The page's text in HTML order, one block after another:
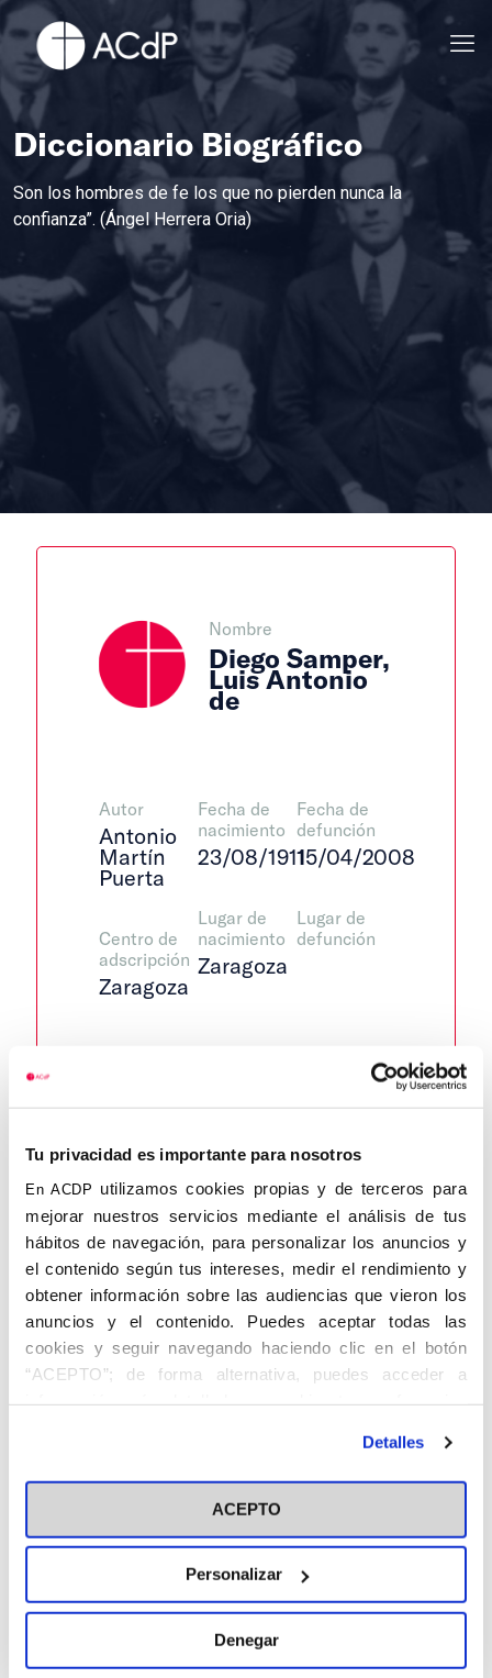
Tu privacidad es importante para nosotros
En ACDP utilizamos cookies propias y de terceros para
mejorar nuestros servicios mediante el análisis de tus
hábitos de navegación, para personalizar los anuncios y
el contenido según tus intereses, medir el rendimiento y
obtener información sobre las audiencias que vieron los
anuncios y el contenido. Puedes aceptar todas las
cookies y seguir navegando haciendo clic en el botón
“ACEPTO”; de forma alternativa, puedes acceder a
información más detallada y cambiar tus preferencias
en el botón "Personalizar". Para más información puedes
visitar nuestra Política de Cookies
Detalles
ACEPTO
Personalizar
Denegar
Diccionario Biográfico
Son los hombres de fe los que no pierden nunca la
confianza”. (Ángel Herrera Oria)
Nombre
Diego Samper,
Luis Antonio
de
Autor
Antonio
Martín
Puerta
Centro de
adscripción
Zaragoza
Fecha de
nacimiento
23/08/1911
Lugar de
nacimiento
Zaragoza
Fecha de
defunción
15/04/2008
Lugar de
defunción
DIEGO SAMPER, Luis Antonio de.
Zaragoza, 23.VIII.1911 – 15.IV.2008.
Abogado.
Se licenció en Derecho en la universidad
zaragozana en 1932 con premio
extraordinario, doctorándose en la
Universidad de Madrid en 1934. Profesor
Adjunto encargado de las cátedras de
Derecho Administrativo y Derecho del
de Zaragoza. Fue nombrado Delegado del
Gobierno en la Confederación
Hidrográfica del Ebro en 1967. Capitán de
artillería durante la guerra, como defensor
Socio Inscrito en el Centro de Zaragoza
desde 1935, pasó a Socio Numerario